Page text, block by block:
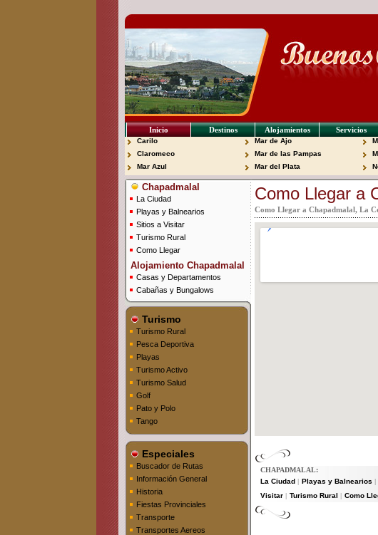
Inicio Destinos Alojamientos Servicios
Carilo
Claromeco
Mar Azul
Mar de Ajo
Mar de las Pampas
Mar del Plata
Chapadmalal
La Ciudad
Playas y Balnearios
Sitios a Visitar
Turismo Rural
Como Llegar
Alojamiento Chapadmalal
Casas y Departamentos
Cabañas y Bungalows
Turismo
Turismo Rural
Pesca Deportiva
Playas
Turismo Activo
Turismo Salud
Golf
Pato y Polo
Tango
Especiales
Buscador de Rutas
Información General
Historia
Fiestas Provinciales
Transporte
Transportes Aereos
Como Llegar a
Como Llegar a Chapadmalal, La
CHAPADMALAL:
La Ciudad
Playas y Balnearios
Visitar
Turismo Rural Como